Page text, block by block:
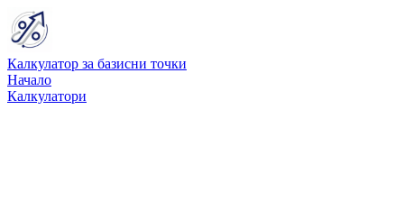
Калкулатор за базисни точки
Начало
Калкулатори